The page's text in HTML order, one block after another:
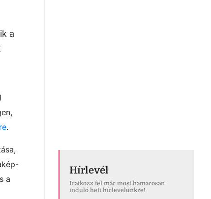
a
.
a
Hírlevél
Iratkozz fel már most hamarosan
induló heti hírlevelünkre!